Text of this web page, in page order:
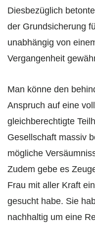
Diesbezüglich
der Grundsicherung
unabhängig von
Vergangenheit
Man könne den
Anspruch auf eine
gleichberechtigte
Gesellschaft massiv
mögliche
Zudem gebe es
Frau mit aller Kraft
gesucht habe. Sie
nachhaltig um eine